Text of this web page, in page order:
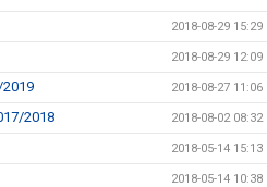
2018-08-29 15:29
2018-08-29 12:09
2018-08-27 11:06
2018 2018-08-02 08:32
2018-05-14 15:13
2018-05-14 10:38